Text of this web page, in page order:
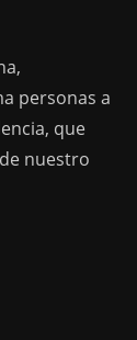
personas a
que
nuestro